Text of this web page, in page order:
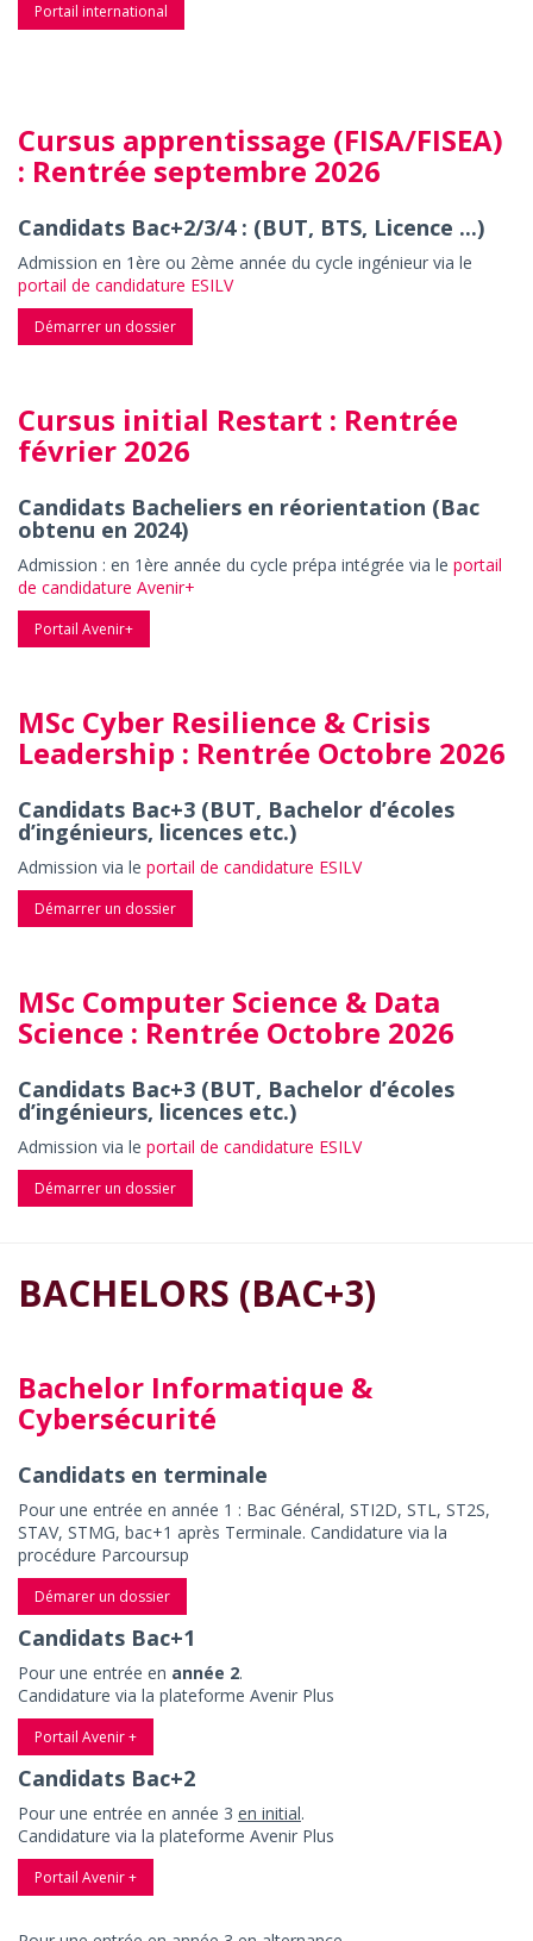
Portail international
Cursus apprentissage (FISA/FISEA)
: Rentrée septembre 2026
Candidats Bac+2/3/4 : (BUT, BTS, Licence ...)
Admission en 1ère ou 2ème année du cycle ingénieur via le
portail de candidature ESILV
Démarrer un dossier
Cursus initial Restart : Rentrée
février 2026
Candidats Bacheliers en réorientation (Bac
obtenu en 2024)
Admission : en 1ère année du cycle prépa intégrée via le portail
de candidature Avenir+
Portail Avenir+
MSc Cyber Resilience & Crisis
Leadership : Rentrée Octobre 2026
Candidats Bac+3 (BUT, Bachelor d’écoles
d’ingénieurs, licences etc.)
Admission via le portail de candidature ESILV
Démarrer un dossier
MSc Computer Science & Data
Science : Rentrée Octobre 2026
Candidats Bac+3 (BUT, Bachelor d’écoles
d’ingénieurs, licences etc.)
Admission via le portail de candidature ESILV
Démarrer un dossier
BACHELORS (BAC+3)
Bachelor Informatique &
Cybersécurité
Candidats en terminale
Pour une entrée en année 1 : Bac Général, STI2D, STL, ST2S,
STAV, STMG, bac+1 après Terminale. Candidature via la
procédure Parcoursup
Démarer un dossier
Candidats Bac+1
Pour une entrée en année 2.
Candidature via la plateforme Avenir Plus
Portail Avenir +
Candidats Bac+2
Pour une entrée en année 3 en initial.
Candidature via la plateforme Avenir Plus
Portail Avenir +